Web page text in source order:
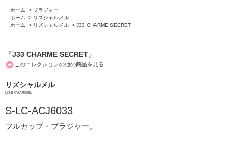
ホーム > ブラジャー
ホーム
> リズシャルメル
ホーム
> リズシャルメル > J33 CHARME SECRET
『J33 CHARME SECRET』
このコレクションの他の商品を見る
リズシャルメル
LISE CHARMEL
S-LC-ACJ6033
フルカップ・ブラジャー。